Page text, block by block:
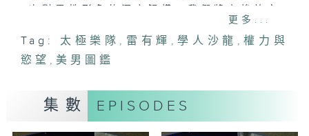
學、歷史與藝術的長廊，探討社會如何定義
「美」，以及這些定義背後隱藏的文化拉扯
與性別期待。
米哈(作家)
更多...
Tag: 太極樂隊 , 雷有輝 , 學人沙龍 , 權力與
慾望 , 美男圖鑑
集數 EPISODES